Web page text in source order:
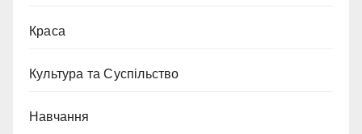
Краса
Культура та Суспільство
Навчання